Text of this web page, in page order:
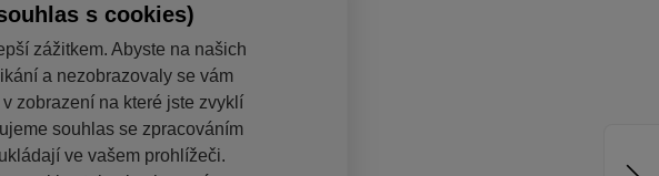
s cookies)
zážitkem. Abyste na našich
a nezobrazovaly se vám
zobrazení na které jste zvyklí
souhlas se zpracováním
ve vašem prohlížeči.